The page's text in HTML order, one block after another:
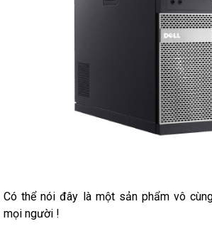
Có thể nói đây là một sản phẩm vô
mọi người !